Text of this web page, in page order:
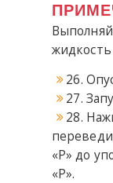
26.
27.
28.
«P» до
«P».